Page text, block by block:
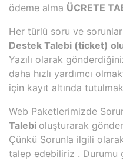
ödeme alma ÜCRETE
Her türlü soru ve
Destek Talebi (ticket)
Yazılı olarak
daha hızlı yardımcı
için kayıt altında
Web Paketlerimizde
Talebi oluşturarak
Çünkü Sorunla ilgili
talep edebiliriz . Durumu